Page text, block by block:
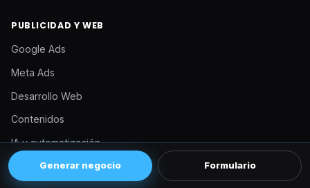
PUBLICIDAD Y WEB
Google Ads
Meta Ads
Desarrollo Web
Contenidos
IA y automatización
EMPRESA
Generar negocio Formulario